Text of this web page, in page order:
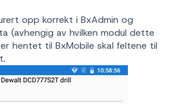
opp korrekt i BxAdmin og
(avhengig av hvilken modul dette
hentet til BxMobile skal feltene til